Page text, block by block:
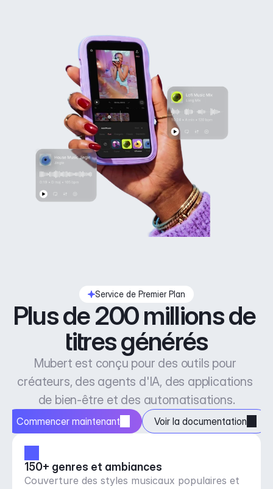
Service de Premier Plan
Plus de 200 millions de
titres générés
Mubert est conçu pour des outils pour
créateurs, des agents d'IA, des applications
de bien-être et des automatisations.
Commencer maintenant Voir la documentation
150+ genres et ambiances
Couverture des styles musicaux populaires et